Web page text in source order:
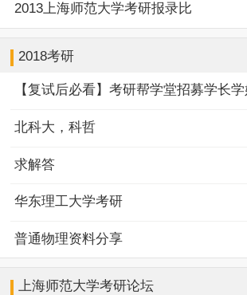
2013上海师范大学考研报录比
2018考研
【复试后必看】考研帮学堂招募学长学
北科大，科哲
求解答
华东理工大学考研
普通物理资料分享
上海师范大学考研论坛